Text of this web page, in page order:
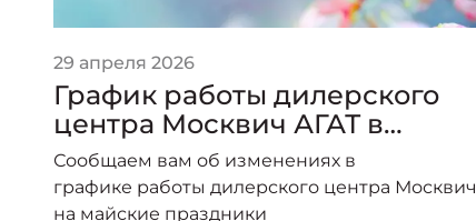
29 апреля 2026
График работы дилерского
центра Москвич АГАТ в
праздничные дни.
Сообщаем вам об изменениях в
графике работы дилерского центра Москвич
на майские праздники